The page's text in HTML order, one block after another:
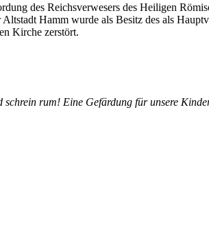
des Reichsverwesers des Heiligen
Hamm wurde als Besitz des als
Kirche zerstört.
schrein rum! Eine Gefärdung für unsere